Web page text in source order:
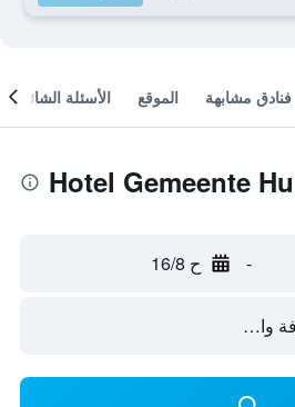
فنادق مشابهة الموقع الأسئلة الشائعة
- ح 16/8